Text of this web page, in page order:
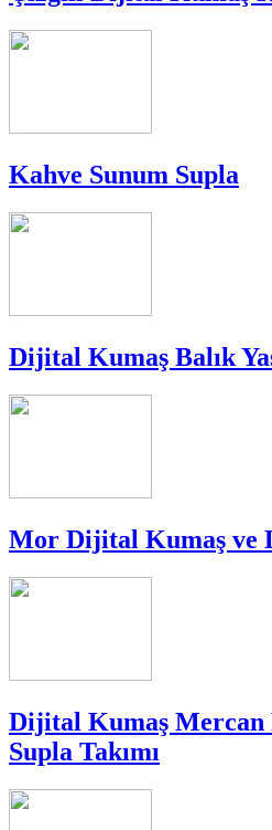
Kahve Sunum Supla
Dijital Kumaş Balık
Mor Dijital Kumaş ve
Dijital Kumaş Mercan
Supla Takımı